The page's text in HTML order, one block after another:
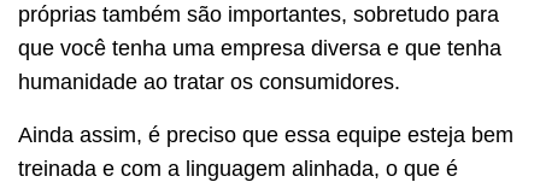
próprias também são importantes, sobretudo para
que você tenha uma empresa diversa e que tenha
humanidade ao tratar os consumidores.
Ainda assim, é preciso que essa equipe esteja bem
treinada e com a linguagem alinhada, o que é